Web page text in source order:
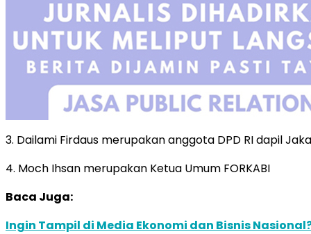
3. Dailami Firdaus merupakan anggota DPD RI dapil
4. Moch Ihsan merupakan Ketua Umum FORKABI
Baca Juga:
Ingin Tampil di Media Ekonomi dan Bisnis